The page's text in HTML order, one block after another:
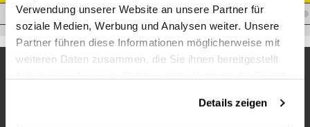
Verwendung unserer Website an unsere Partner für
soziale Medien, Werbung und Analysen weiter. Unsere
Partner führen diese Informationen möglicherweise mit
weiteren Daten zusammen, die Sie ihnen bereitgestellt
Details zeigen
A.JM05JMS05